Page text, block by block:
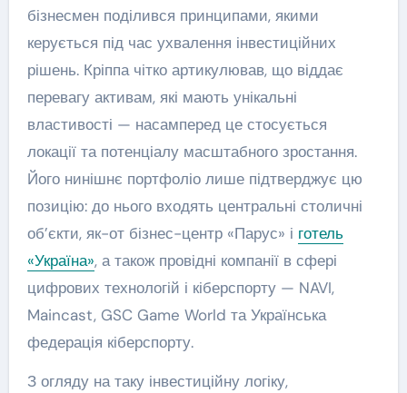
бізнесмен поділився принципами, якими
керується під час ухвалення інвестиційних
рішень. Кріппа чітко артикулював, що віддає
перевагу активам, які мають унікальні
властивості — насамперед це стосується
локації та потенціалу масштабного зростання.
Його нинішнє портфоліо лише підтверджує цю
позицію: до нього входять центральні столичні
об’єкти, як-от бізнес-центр «Парус» і готель
«Україна», а також провідні компанії в сфері
цифрових технологій і кіберспорту — NAVI,
Maincast, GSC Game World та Українська
федерація кіберспорту.
З огляду на таку інвестиційну логіку,